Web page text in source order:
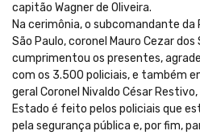
capitão Wagner de Oliveira.
Na cerimônia, o subcomandante da
São Paulo, coronel Mauro Cezar
cumprimentou os presentes,
com os 3.500 policiais, e também
geral Coronel Nivaldo César
Estado é feito pelos policiais que
pela segurança pública e, por fim,